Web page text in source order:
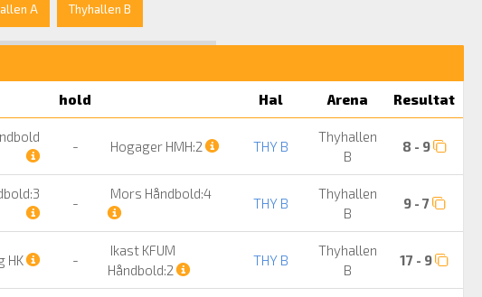
A Thyhallen B
hold Hal Arena Resultat
- Hogager HMH:2 THY B
Thyhallen
B
8 - 9
-
Mors Håndbold:4
THY B
Thyhallen
B
9 - 7
HK -
Ikast KFUM
Håndbold:2
THY B
Thyhallen
B
17 - 9